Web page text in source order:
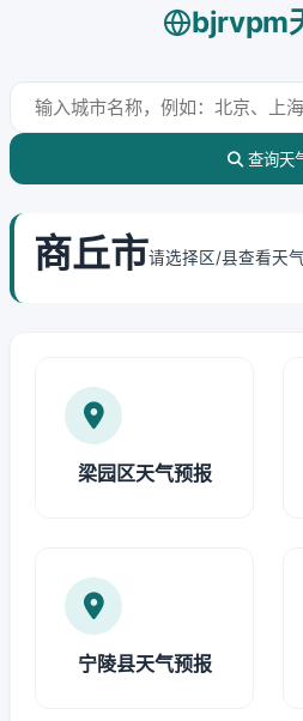
bjrvpm
查询天
商丘市请选择区/县查看天
梁园区天气预报
宁陵县天气预报